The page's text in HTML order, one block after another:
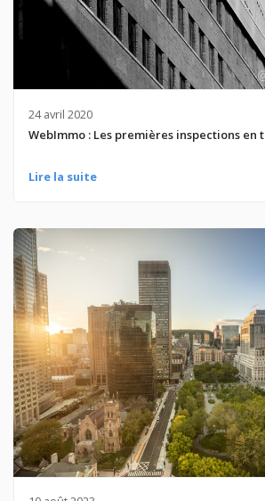
24 avril 2020
WebImmo : Les premières inspections en
Lire la suite